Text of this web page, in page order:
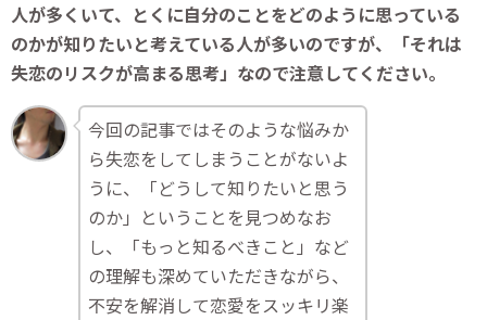
人が多くいて、とくに自分のことをどのように思っている
のかが知りたいと考えている人が多いのですが、「それは
失恋のリスクが高まる思考」なので注意してください。
今回の記事ではそのような悩みか
ら失恋をしてしまうことがないよ
うに、「どうして知りたいと思う
のか」ということを見つめなお
し、「もっと知るべきこと」など
の理解も深めていただきながら、
不安を解消して恋愛をスッキリ楽